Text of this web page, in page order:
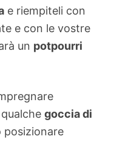
e riempiteli con
e con le vostre
un potpourri
goccia di
posizionare